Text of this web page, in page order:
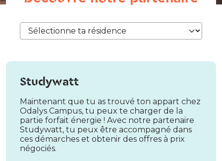
Studywatt
Maintenant que tu as trouvé ton appart chez
Odalys Campus, tu peux te charger de la
partie forfait énergie ! Avec notre partenaire
Studywatt, tu peux être accompagné dans
ces démarches et obtenir des offres à prix
négociés.